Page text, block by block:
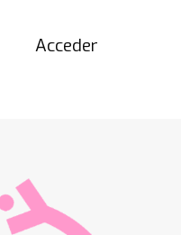
Acceder